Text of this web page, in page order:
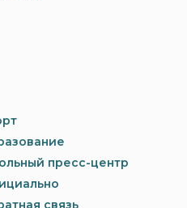
пресс-центр
связь